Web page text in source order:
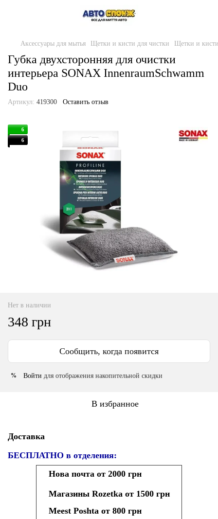
Аксессуары для мытья Щетки и кисти для чистки Щетки и
Губка двухсторонняя для очистки
интерьера SONAX InnenraumSchwamm
Duo
Артикул: 419300 Оставить отзыв
6
6
Нет в наличии
348 грн
Сообщить, когда появится
% Войти для отображения накопительной скидки
В избранное
Доставка
БЕСПЛАТНО в отделения:
Нова почта от 2000 грн
Магазины Rozetka от 1500 грн
Meest Poshta от 800 грн